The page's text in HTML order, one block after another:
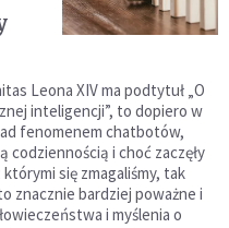
Leona XIV ma podtytuł „O
inteligencji”, to dopiero w
fenomenem chatbotów,
codziennością i choć zaczęły
się zmagaliśmy, tak
znacznie bardziej poważne i
i myślenia o